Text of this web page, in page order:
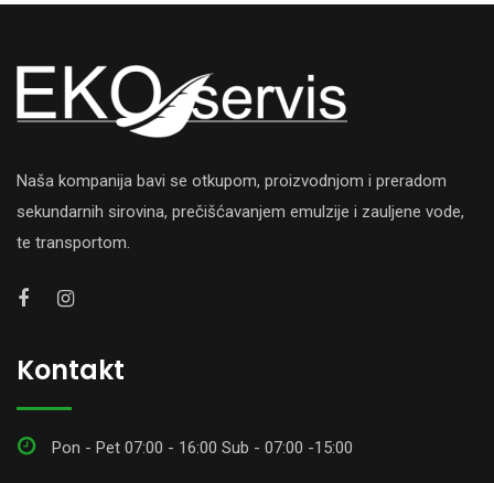
Naša kompanija bavi se otkupom, proizvodnjom i preradom
sekundarnih sirovina, prečišćavanjem emulzije i zauljene vode,
te transportom.
Kontakt
Pon - Pet 07:00 - 16:00 Sub - 07:00 -15:00